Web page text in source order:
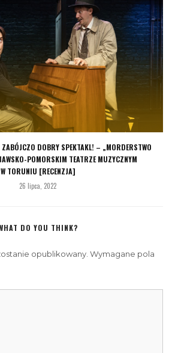
ZABÓJCZO DOBRY SPEKTAKL! – „MORDERSTWO
POMORSKIM TEATRZE MUZYCZNYM
W TORUNIU [RECENZJA]
26 lipca, 2022
DO YOU THINK?
opublikowany. Wymagane pola